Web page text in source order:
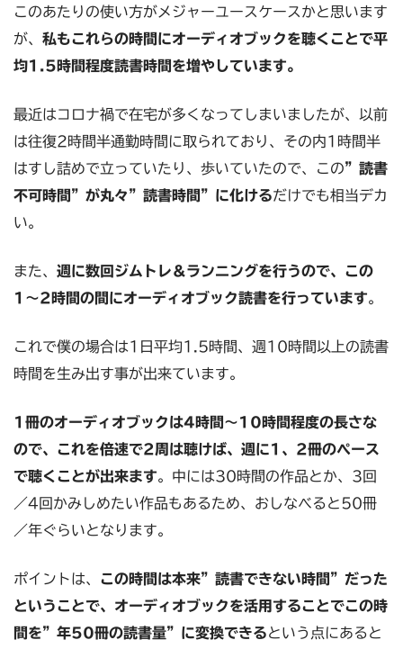
このあたりの使い方がメジャーユースケースかと思います
が、 私もこれらの時間にオーディオブックを聴くことで平
均1.5時間程度読書時間を増やしています。
最近はコロナ禍で在宅が多くなってしまいましたが、以前
は往復2時間半通勤時間に取られており、その内1時間半
はすし詰めで立っていたり、歩いていたので、この”読書
不可時間”が丸々”読書時間”に化けるだけでも相当デカ
い。
また、 週に数回ジムトレ＆ランニングを行うので、この
1〜2時間の間にオーディオブック読書を行っています。
これで僕の場合は1日平均1.5時間、週10時間以上の読書
時間を生み出す事が出来ています。
1冊のオーディオブックは4時間〜10時間程度の長さな
ので、これを倍速で2周は聴けば、週に1、2冊のペース
で聴くことが出来ます。中には30時間の作品とか、3回
／4回かみしめたい作品もあるため、おしなべると50冊
／年ぐらいとなります。
ポイントは、 この時間は本来”読書できない時間”だった
ということで、オーディオブックを活用することでこの時
間を”年50冊の読書量”に変換できるという点にあると